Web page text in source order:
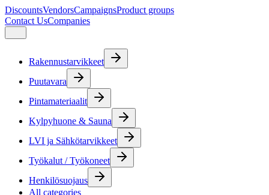
DiscountsVendorsCampaignsProduct groups
Contact UsCompanies
Rakennustarvikkeet
Puutavara
Pintamateriaalit
Kylpyhuone & Sauna
LVI ja Sähkötarvikkeet
Työkalut / Työkoneet
Henkilösuojaus
All categories